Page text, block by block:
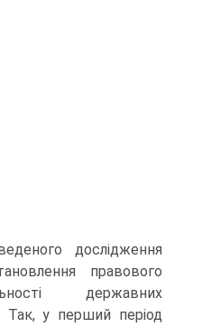
дослідження
правового
державних
Так, у перший період